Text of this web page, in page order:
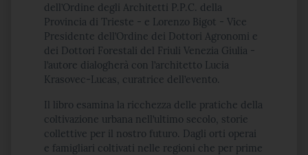
dell’Ordine degli Architetti P.P.C. della
Provincia di Trieste - e Lorenzo Bigot - Vice
Presidente dell’Ordine dei Dottori Agronomi e
dei Dottori Forestali del Friuli Venezia Giulia -
l’autore dialogherà con l’architetto Lucia
Krasovec-Lucas, curatrice dell’evento.
Il libro esamina la ricchezza delle pratiche della
coltivazione urbana nell’ultimo secolo, storie
collettive per il nostro futuro. Dagli orti operai
e famigliari coltivati nelle regioni che per prime